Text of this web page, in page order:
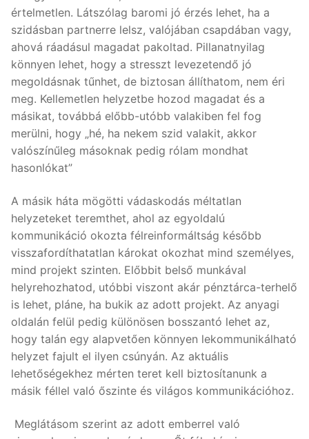
értelmetlen. Látszólag baromi jó érzés lehet, ha a
szidásban partnerre lelsz, valójában csapdában vagy,
ahová ráadásul magadat pakoltad. Pillanatnyilag
könnyen lehet, hogy a stresszt levezetendő jó
megoldásnak tűnhet, de biztosan állíthatom, nem éri
meg. Kellemetlen helyzetbe hozod magadat és a
másikat, továbbá előbb-utóbb valakiben fel fog
merülni, hogy „hé, ha nekem szid valakit, akkor
valószínűleg másoknak pedig rólam mondhat
hasonlókat”
A másik háta mögötti vádaskodás méltatlan
helyzeteket teremthet, ahol az egyoldalú
kommunikáció okozta félreinformáltság később
visszafordíthatatlan károkat okozhat mind személyes,
mind projekt szinten. Előbbit belső munkával
helyrehozhatod, utóbbi viszont akár pénztárca-terhelő
is lehet, pláne, ha bukik az adott projekt. Az anyagi
oldalán felül pedig különösen bosszantó lehet az,
hogy talán egy alapvetően könnyen lekommunikálható
helyzet fajult el ilyen csúnyán. Az aktuális
lehetőségekhez mérten teret kell biztosítanunk a
másik féllel való őszinte és világos kommunikációhoz.
Meglátásom szerint az adott emberrel való